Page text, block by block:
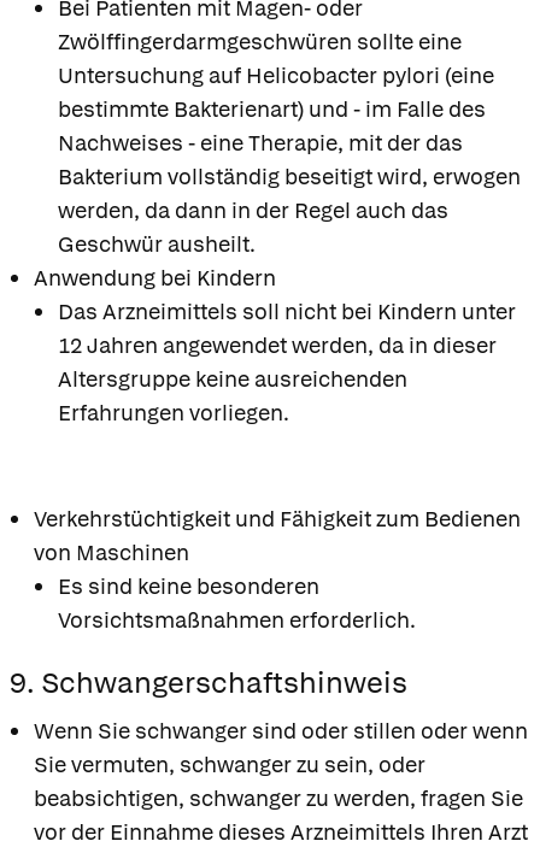
Bei Patienten mit Magen- oder
Zwölffingerdarmgeschwüren sollte eine
Untersuchung auf Helicobacter pylori (eine
bestimmte Bakterienart) und - im Falle des
Nachweises - eine Therapie, mit der das
Bakterium vollständig beseitigt wird, erwogen
werden, da dann in der Regel auch das
Geschwür ausheilt.
Anwendung bei Kindern
Das Arzneimittels soll nicht bei Kindern unter
12 Jahren angewendet werden, da in dieser
Altersgruppe keine ausreichenden
Erfahrungen vorliegen.
Verkehrstüchtigkeit und Fähigkeit zum Bedienen
von Maschinen
Es sind keine besonderen
Vorsichtsmaßnahmen erforderlich.
9. Schwangerschaftshinweis
Wenn Sie schwanger sind oder stillen oder wenn
Sie vermuten, schwanger zu sein, oder
beabsichtigen, schwanger zu werden, fragen Sie
vor der Einnahme dieses Arzneimittels Ihren Arzt